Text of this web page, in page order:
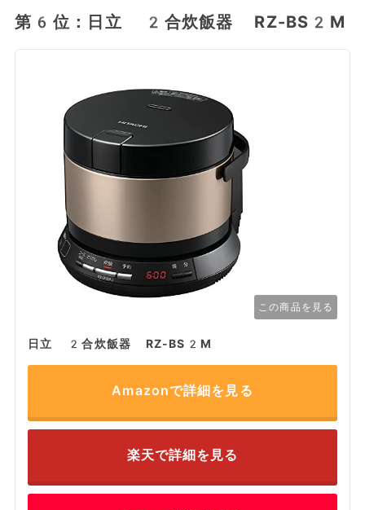
第6位：日立 2合炊飯器 RZ-BS2M
この商品を見る
日立 2合炊飯器 RZ-BS2M
Amazonで詳細を見る
楽天で詳細を見る